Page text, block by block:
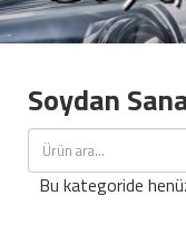
Soydan
Bu kategoride